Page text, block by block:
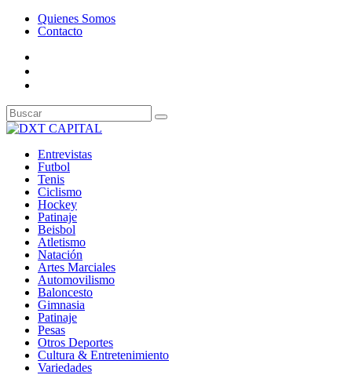
Quienes Somos
Contacto
Entrevistas
Futbol
Tenis
Ciclismo
Hockey
Patinaje
Beisbol
Atletismo
Natación
Artes Marciales
Automovilismo
Baloncesto
Gimnasia
Patinaje
Pesas
Otros Deportes
Cultura & Entretenimiento
Variedades